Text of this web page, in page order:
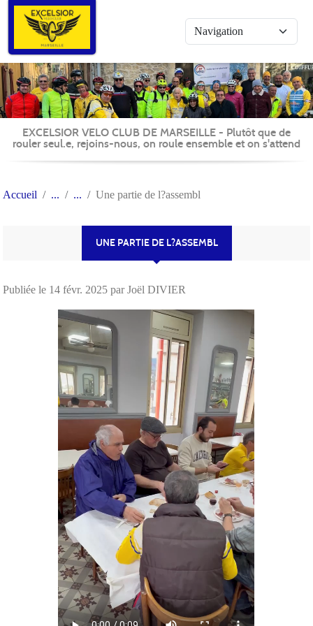
EXCELSIOR VELO CLUB DE MARSEILLE - Plutôt que de
rouler seul.e, rejoins-nous, on roule ensemble et on s'attend
Accueil Une partie de l?assembl
UNE PARTIE DE L?ASSEMBL
Publiée le 14 févr. 2025 par Joël DIVIER
Panneau de gestion des cookies